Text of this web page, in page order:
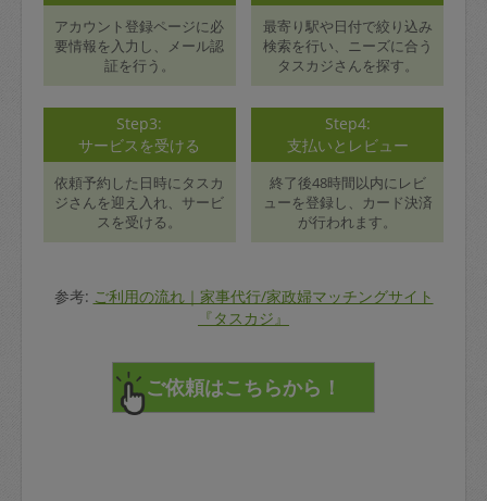
アカウント登録ページに必
要情報を入力し、メール認
証を行う。
最寄り駅や日付で絞り込み
検索を行い、ニーズに合う
タスカジさんを探す。
Step3:
サービスを受ける
依頼予約した日時にタスカ
ジさんを迎え入れ、サービ
スを受ける。
Step4:
支払いとレビュー
終了後48時間以内にレビ
ューを登録し、カード決済
が行われます。
参考: ご利用の流れ｜家事代行/家政婦マッチングサイト
『タスカジ』